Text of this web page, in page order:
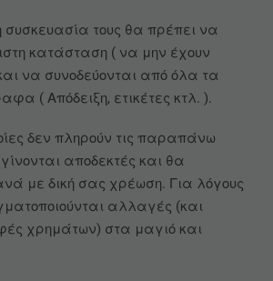
συσκευασία τους θα πρέπει να
κατάσταση ( να μην έχουν
να συνοδεύονται από όλα τα
( Απόδειξη, ετικέτες κτλ. ).
δεν πληρούν τις παραπάνω
αποδεκτές και θα
με δική σας χρέωση. Για λόγους
αλλαγές (και
χρημάτων) στα μαγιό και